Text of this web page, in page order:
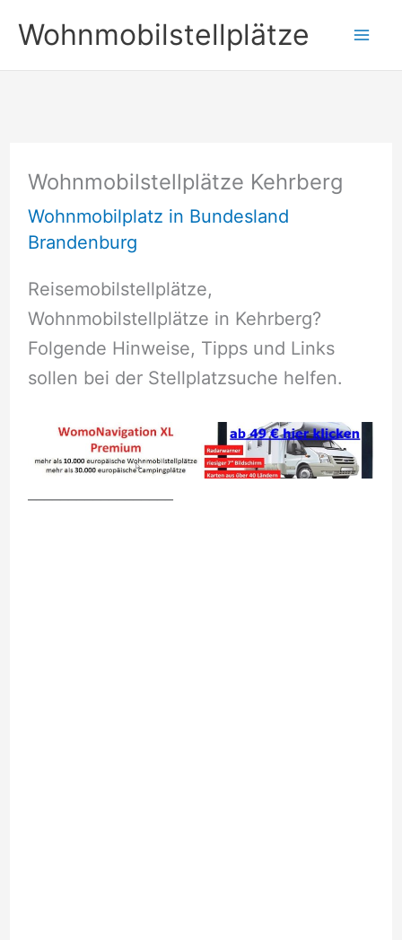
Inhalt
springen
Wohnmobilstellplätze
Wohnmobilstellplätze Kehrberg
Wohnmobilplatz in Bundesland
Brandenburg
Reisemobilstellplätze,
Wohnmobilstellplätze in Kehrberg?
Folgende Hinweise, Tipps und Links
sollen bei der Stellplatzsuche helfen.